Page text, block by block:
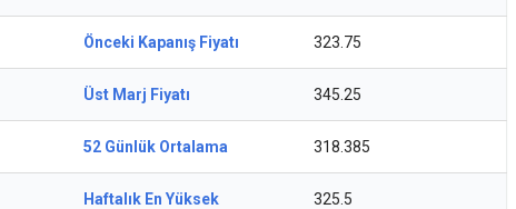
Önceki Kapanış Fiyatı 323.75
Üst Marj Fiyatı 345.25
52 Günlük Ortalama 318.385
Haftalık En Yüksek 325.5